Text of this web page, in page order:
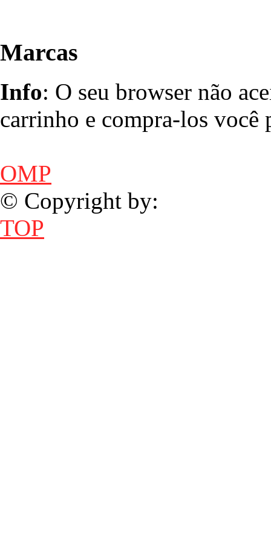
Marcas
Info: O seu browser não
carrinho e compra-los você
OMP
© Copyright by:
TOP